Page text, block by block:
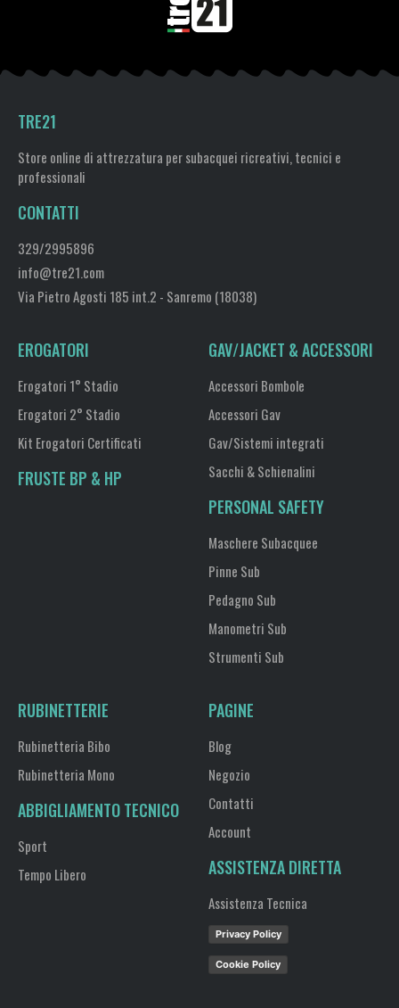
TRE21
Store online di attrezzatura per subacquei ricreativi, tecnici e
professionali
CONTATTI
329/2995896
info@tre21.com
Via Pietro Agosti 185 int.2 - Sanremo (18038)
EROGATORI
Erogatori 1° Stadio
Erogatori 2° Stadio
Kit Erogatori Certificati
FRUSTE BP & HP
GAV/JACKET & ACCESSORI
Accessori Bombole
Accessori Gav
Gav/Sistemi integrati
Sacchi & Schienalini
PERSONAL SAFETY
Maschere Subacquee
Pinne Sub
Pedagno Sub
Manometri Sub
Strumenti Sub
RUBINETTERIE
Rubinetteria Bibo
Rubinetteria Mono
ABBIGLIAMENTO TECNICO
Sport
Tempo Libero
PAGINE
Blog
Negozio
Contatti
Account
ASSISTENZA DIRETTA
Assistenza Tecnica
Privacy Policy
Cookie Policy